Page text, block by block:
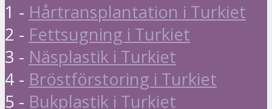
1 - Hårtransplantation i Turkiet
2 - Fettsugning i Turkiet
3 - Näsplastik i Turkiet
4 - Bröstförstoring i Turkiet
5 - Bukplastik i Turkiet